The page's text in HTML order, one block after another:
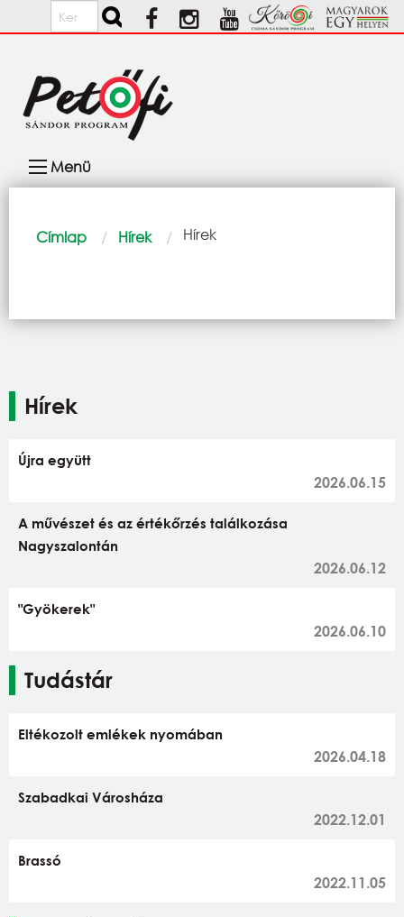
Ugrás a tartalomra
Keresés
navigáció
Menü
Morzsa
Címlap Hírek Current:
Hírek
Hírek
Újra együtt
2026.06.15
A művészet és az értékőrzés találkozása
Nagyszalontán
2026.06.12
"Gyökerek"
2026.06.10
Tudástár
Eltékozolt emlékek nyomában
2026.04.18
Szabadkai Városháza
2022.12.01
Brassó
2022.11.05